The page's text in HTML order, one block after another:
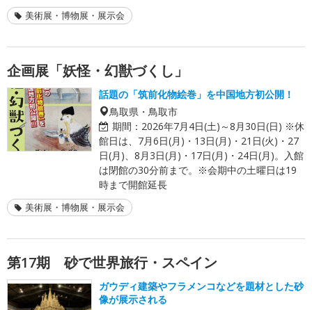
美術展・博物展・展示会
企画展「妖怪・幻獣づくし」
話題の「筑前化物絵巻」を中国地方初公開！
鳥取県・鳥取市
期間： 2026年7月4日(土)～8月30日(日) ※休
館日は、7月6日(月)・13日(月)・21日(火)・27
日(月)、8月3日(月)・17日(月)・24日(月)。入館
は閉館の30分前まで。※会期中の土曜日は19
時まで開館延長
美術展・博物展・展示会
第17期 砂で世界旅行・スペイン
ガウディ建築やフラメンコなどを題材とした砂
像が展示される